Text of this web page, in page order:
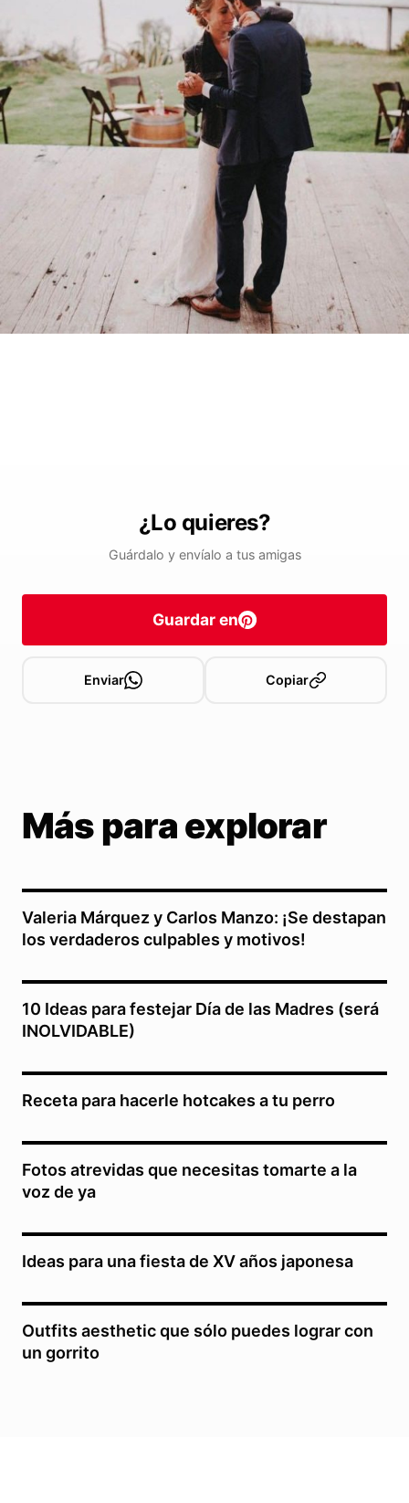
¿Lo quieres?
Guárdalo y envíalo a tus amigas
Guardar en
Enviar Copiar
Más para explorar
Valeria Márquez y Carlos Manzo: ¡Se destapan
los verdaderos culpables y motivos!
10 Ideas para festejar Día de las Madres (será
INOLVIDABLE)
Receta para hacerle hotcakes a tu perro
Fotos atrevidas que necesitas tomarte a la
voz de ya
Ideas para una fiesta de XV años japonesa
Outfits aesthetic que sólo puedes lograr con
un gorrito